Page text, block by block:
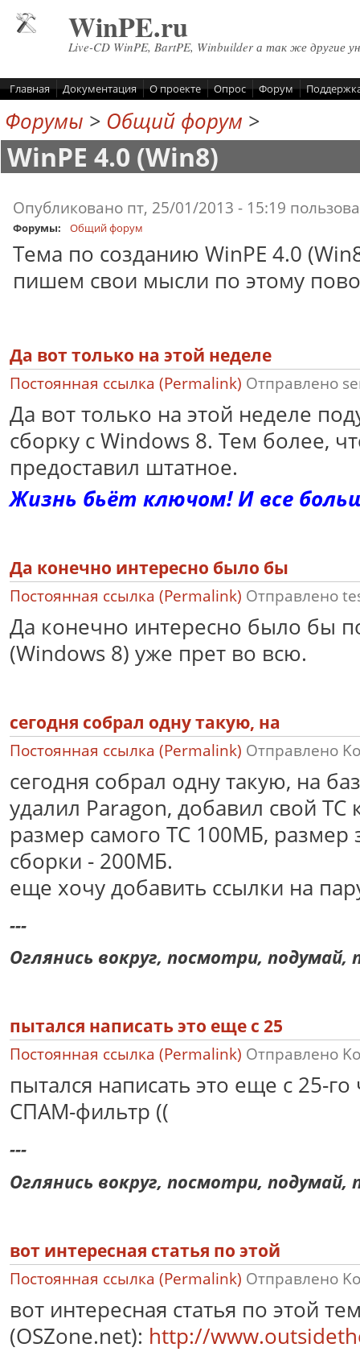
WinPE.ru
Live-CD WinPE, BartPE, Winbuilder а так же другие
Главная Документация О проекте Опрос Форум
Форумы > Общий форум >
WinPE 4.0 (Win8)
Опубликовано пт, 25/01/2013 - 15:19
Форумы: Общий форум
Тема по созданию WinPE 4.0
пишем свои мысли по этому
Да вот только на этой неделе
Постоянная ссылка (Permalink) Отправлено
Да вот только на этой неделе
сборку с Windows 8. Тем более,
предоставил штатное.
Жизнь бьёт ключом! И все
Да конечно интересно было бы
Постоянная ссылка (Permalink) Отправлено
Да конечно интересно было бы
(Windows 8) уже прет во всю.
сегодня собрал одну такую, на
Постоянная ссылка (Permalink) Отправлено
сегодня собрал одну такую, на
удалил Paragon, добавил свой TC
размер самого ТС 100МБ, размер
сборки - 200МБ.
еще хочу добавить ссылки на
---
Оглянись вокруг, посмотри, подумай,
пытался написать это еще с 25
Постоянная ссылка (Permalink) Отправлено
пытался написать это еще с 25-
СПАМ-фильтр ((
---
Оглянись вокруг, посмотри, подумай,
вот интересная статья по этой
Постоянная ссылка (Permalink) Отправлено
вот интересная статья по этой
(OSZone.net): http://